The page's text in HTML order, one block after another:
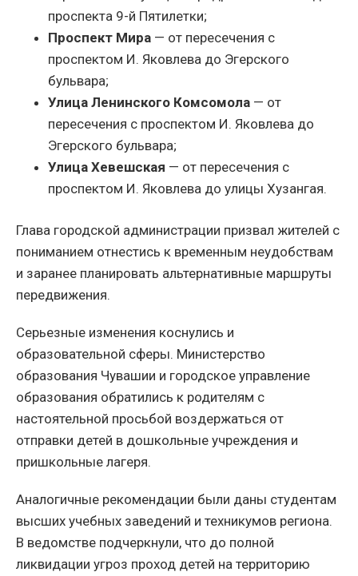
проспекта 9-й Пятилетки;
Проспект Мира — от пересечения с
проспектом И. Яковлева до Эгерского
бульвара;
Улица Ленинского Комсомола — от
пересечения с проспектом И. Яковлева до
Эгерского бульвара;
Улица Хевешская — от пересечения с
проспектом И. Яковлева до улицы Хузангая.
Глава городской администрации призвал жителей с
пониманием отнестись к временным неудобствам
и заранее планировать альтернативные маршруты
передвижения.
Серьезные изменения коснулись и
образовательной сферы. Министерство
образования Чувашии и городское управление
образования обратились к родителям с
настоятельной просьбой воздержаться от
отправки детей в дошкольные учреждения и
пришкольные лагеря.
Аналогичные рекомендации были даны студентам
высших учебных заведений и техникумов региона.
В ведомстве подчеркнули, что до полной
ликвидации угроз проход детей на территорию